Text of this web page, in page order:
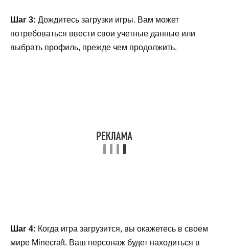
Шаг 3: Дождитесь загрузки игры. Вам может
потребоваться ввести свои учетные данные или
выбрать профиль, прежде чем продолжить.
Шаг 4: Когда игра загрузится, вы окажетесь в своем
мире Minecraft. Ваш персонаж будет находиться в